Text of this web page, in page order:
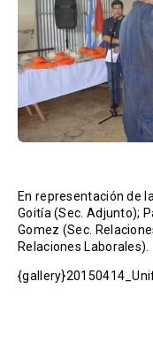
En representación de
Goitía (Sec. Adjunto);
Gomez (Sec.
Relaciones Laborales).